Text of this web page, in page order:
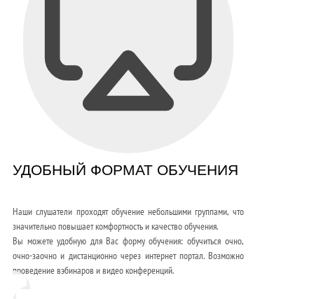
УДОБНЫЙ ФОРМАТ ОБУЧЕНИЯ
Наши слушатели проходят обучение небольшими группами, что
значительно повышает комфортность и качество обучения.
Вы можете удобную для Вас форму обучения: обучиться очно,
очно-заочно и дистанционно через интернет портал. Возможно
проведение вэбинаров и видео конференций.